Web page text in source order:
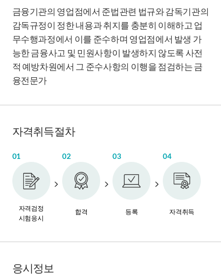
금융기관의 영업점에서 준법관련 법규와 감독기관의
감독규정이 정한 내용과 취지를 충분히 이해하고 업
무수행과정에서 이를 준수하며 영업점에서 발생 가
능한 금융사고 및 민원사항이 발생하지 않도록 사전
적 예방차원에서 그 준수사항의 이행을 점검하는 금
융전문가
자격취득절차
01
자격검정
시험응시
02
합격
03
등록
04
자격취득
응시정보